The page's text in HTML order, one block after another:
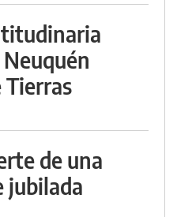
Tierras
de una
jubilada